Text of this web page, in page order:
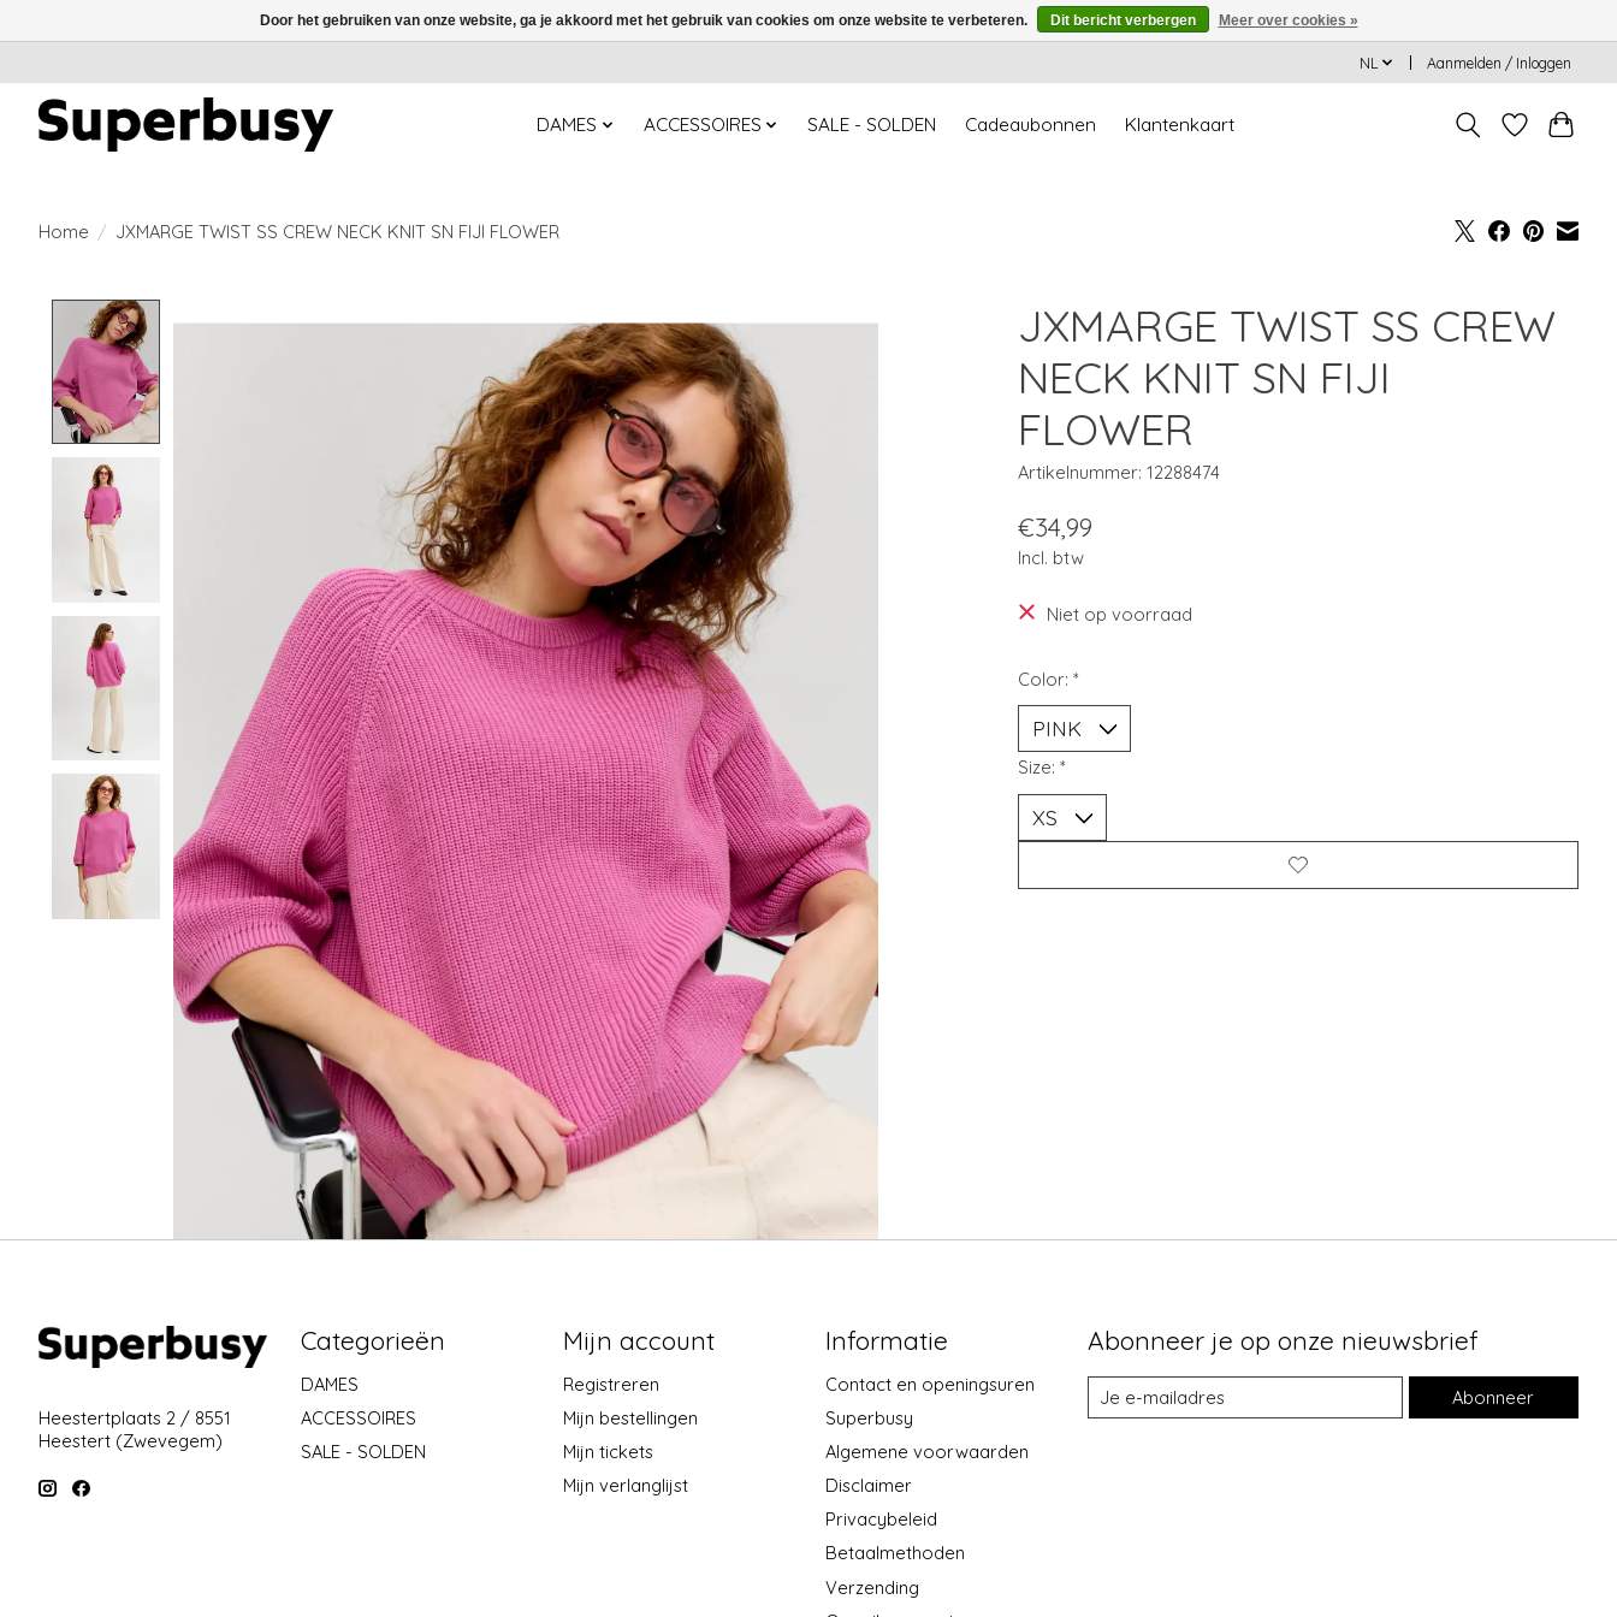
NL Aanmelden / Inloggen
DAMES ACCESSOIRES SALE - SOLDEN Cadeaubonnen Klantenkaart
Home / JXMARGE TWIST SS CREW NECK KNIT SN FIJI FLOWER
JXMARGE TWIST SS CREW
NECK KNIT SN FIJI
FLOWER
Artikelnummer: 12288474
€34,99
Incl. btw
Niet op voorraad
Color: *
Size: *
Heestertplaats 2 / 8551
Heestert (Zwevegem)
Categorieën
DAMES
ACCESSOIRES
SALE - SOLDEN
Mijn account
Registreren
Mijn bestellingen
Mijn tickets
Mijn verlanglijst
Informatie
Contact en openingsuren
Superbusy
Algemene voorwaarden
Disclaimer
Privacybeleid
Betaalmethoden
Verzending
Abonneer je op onze nieuwsbrief
Abonneer
Door het gebruiken van onze website, ga je akkoord met het gebruik van cookies om onze website te verbeteren. Dit bericht verbergen Meer over cookies »